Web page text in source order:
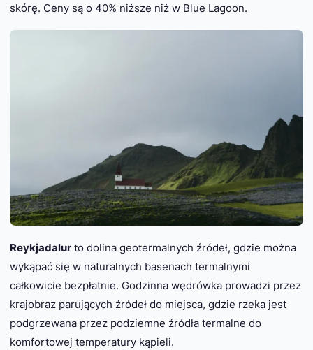
skórę. Ceny są o 40% niższe niż w Blue Lagoon.
Reykjadalur to dolina geotermalnych źródeł, gdzie można
wykąpać się w naturalnych basenach termalnymi
całkowicie bezpłatnie. Godzinna wędrówka prowadzi przez
krajobraz parujących źródeł do miejsca, gdzie rzeka jest
podgrzewana przez podziemne źródła termalne do
komfortowej temperatury kąpieli.